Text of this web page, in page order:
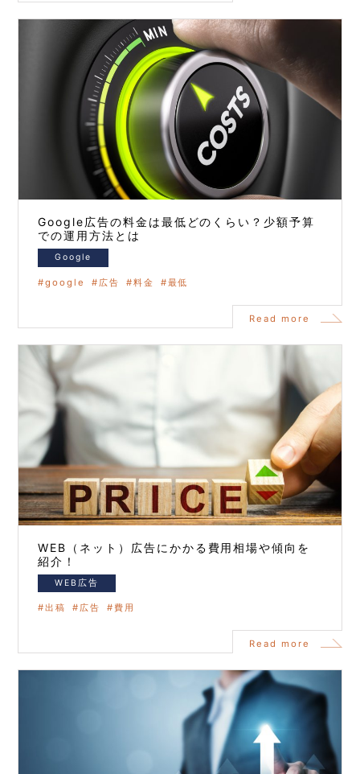
Google広告の料金は最低どのくらい？少額予算
での運用方法とは
Google
google 広告 料金 最低
Read more
WEB（ネット）広告にかかる費用相場や傾向を
紹介！
WEB広告
出稿 広告 費用
Read more